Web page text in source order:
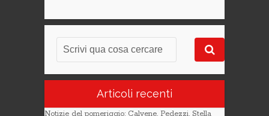
Articoli recenti
Notizie del pomeriggio: Calvene, Pedezzi, Stella